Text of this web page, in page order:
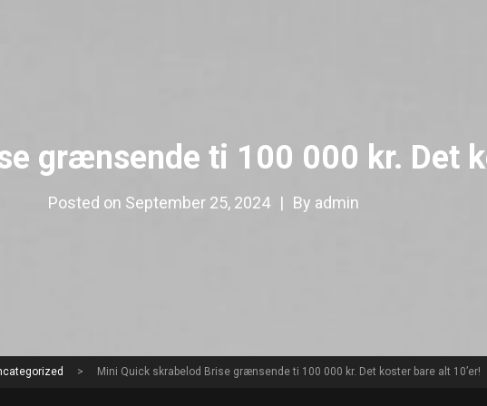
grænsende ti 100 000 kr. Det
Posted on September 25, 2024 | By admin
> Mini Quick skrabelod Brise grænsende ti 100 000 kr. Det koster bare alt 10’er!